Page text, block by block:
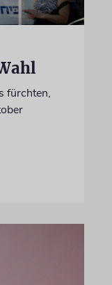
fürchten,